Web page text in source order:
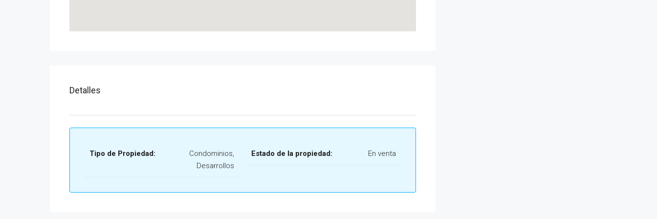
Detalles
Tipo de Propiedad:
Condominios,
Desarrollos
Estado de la propiedad: En venta